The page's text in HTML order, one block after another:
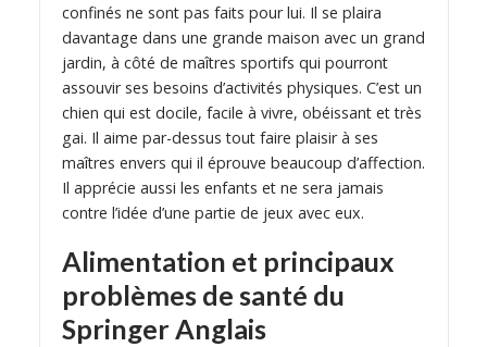
confinés ne sont pas faits pour lui. Il se plaira
davantage dans une grande maison avec un grand
jardin, à côté de maîtres sportifs qui pourront
assouvir ses besoins d’activités physiques. C’est un
chien qui est docile, facile à vivre, obéissant et très
gai. Il aime par-dessus tout faire plaisir à ses
maîtres envers qui il éprouve beaucoup d’affection.
Il apprécie aussi les enfants et ne sera jamais
contre l’idée d’une partie de jeux avec eux.
Alimentation et principaux
problèmes de santé du
Springer Anglais